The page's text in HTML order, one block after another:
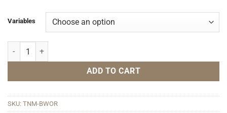
Variables
Black Warrior quantity
ADD TO CART
SKU: TNM-BWOR